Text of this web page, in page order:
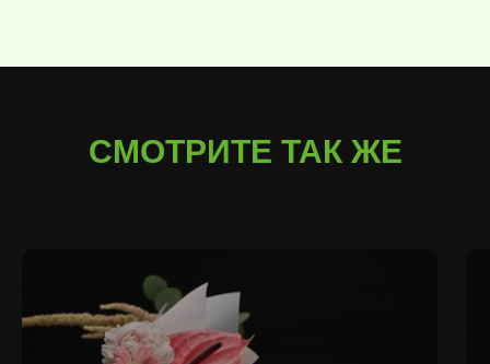
СМОТРИТЕ ТАК ЖЕ